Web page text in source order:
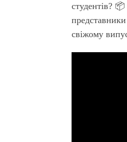
студентів?
свіжому